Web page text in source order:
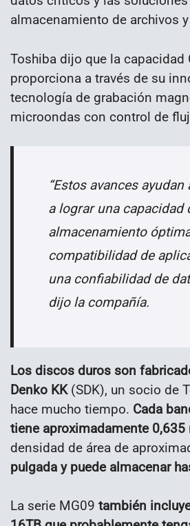
almacenamiento de archivos
Toshiba dijo que la capacidad
proporciona a través de su
tecnología de grabación
microondas con control de
“Estos avances
a lograr una capacidad
almacenamiento
compatibilidad de
una confiabilidad de
dijo la compañía.
Los discos duros son
Denko KK(SDK), un socio de
hace mucho tiempo. Cada
tiene aproximadamente 0,635
densidad de área de
pulgada y puede almacenar
La serie MG09 también